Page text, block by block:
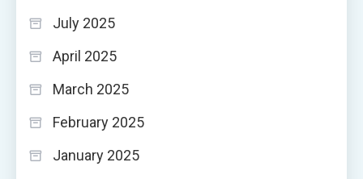
July 2025
April 2025
March 2025
February 2025
January 2025